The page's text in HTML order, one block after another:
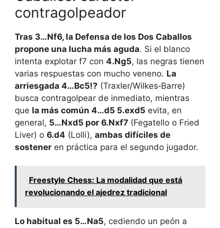
contragolpeador
Tras 3…Nf6, la Defensa de los Dos Caballos
propone una lucha más aguda. Si el blanco
intenta explotar f7 con 4.Ng5, las negras tienen
varias respuestas con mucho veneno. La
arriesgada 4…Bc5!? (Traxler/Wilkes‑Barre)
busca contragolpear de inmediato, mientras
que la más común 4…d5 5.exd5 evita, en
general, 5…Nxd5 por 6.Nxf7 (Fegatello o Fried
Liver) o 6.d4 (Lolli), ambas difíciles de
sostener en práctica para el segundo jugador.
Freestyle Chess: La modalidad que está
revolucionando el ajedrez tradicional
Lo habitual es 5…Na5, cediendo un peón a